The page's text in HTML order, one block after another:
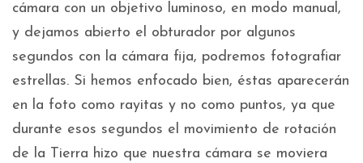
cámara con un objetivo luminoso, en modo manual,
y dejamos abierto el obturador por algunos
segundos con la cámara fija, podremos fotografiar
estrellas. Si hemos enfocado bien, éstas aparecerán
en la foto como rayitas y no como puntos, ya que
durante esos segundos el movimiento de rotación
de la Tierra hizo que nuestra cámara se moviera